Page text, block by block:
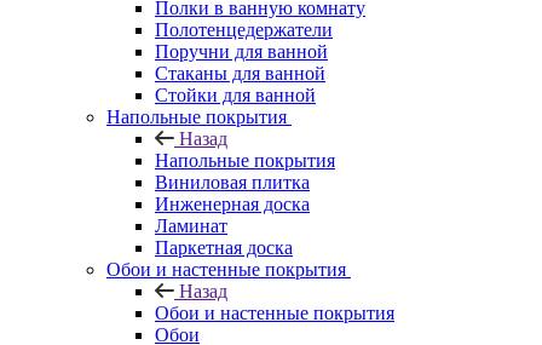
Полки в ванную комнату
Полотенцедержатели
Поручни для ванной
Стаканы для ванной
Стойки для ванной
Напольные покрытия
Назад
Напольные покрытия
Виниловая плитка
Инженерная доска
Ламинат
Паркетная доска
Обои и настенные покрытия
Назад
Обои и настенные покрытия
Обои